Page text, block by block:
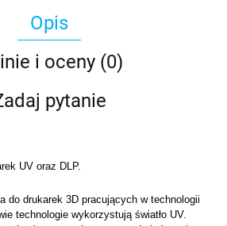
Opis
i oceny (0)
pytanie
UV oraz DLP.
do drukarek 3D pracujących w technologii
technologie wykorzystują światło UV.